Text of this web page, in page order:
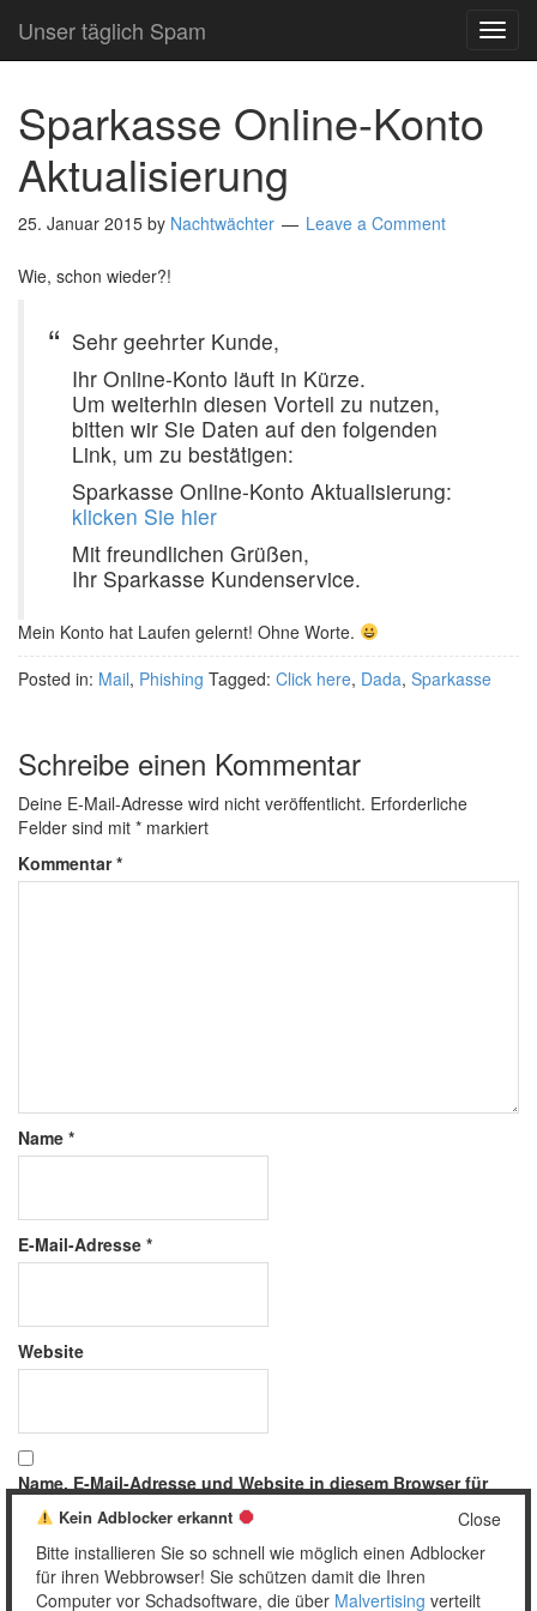
Unser täglich Spam
Sparkasse Online-Konto
Aktualisierung
25. Januar 2015 by Nachtwächter Leave a Comment
Wie, schon wieder?!
Sehr geehrter Kunde,
Ihr Online-Konto läuft in Kürze.
Um weiterhin diesen Vorteil zu nutzen,
bitten wir Sie Daten auf den folgenden
Link, um zu bestätigen:
Sparkasse Online-Konto Aktualisierung:
klicken Sie hier
Mit freundlichen Grüßen,
Ihr Sparkasse Kundenservice.
Mein Konto hat Laufen gelernt! Ohne Worte.
Posted in: Mail, Phishing Tagged: Click here, Dada, Sparkasse
Schreibe einen Kommentar
Deine E-Mail-Adresse wird nicht veröffentlicht. Erforderliche
Felder sind mit * markiert
Kommentar*
Name *
E-Mail-Adresse *
Website
Name, E-Mail-Adresse und Website in diesem Browser für
meinen nächsten Kommentar speichern.
Close
Kein Adblocker erkannt
Bitte installieren Sie so schnell wie möglich einen Adblocker
für ihren Webbrowser! Sie schützen damit die Ihren
Computer vor Schadsoftware, die über Malvertising verteilt